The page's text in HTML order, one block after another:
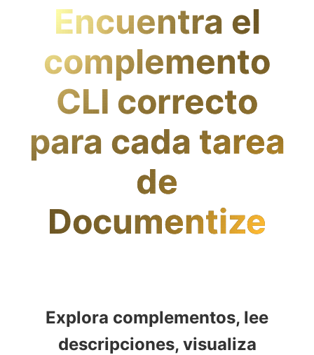
Encuentra el
complemento
CLI correcto
para cada tarea
de
Documentize
Explora complementos, lee
descripciones, visualiza